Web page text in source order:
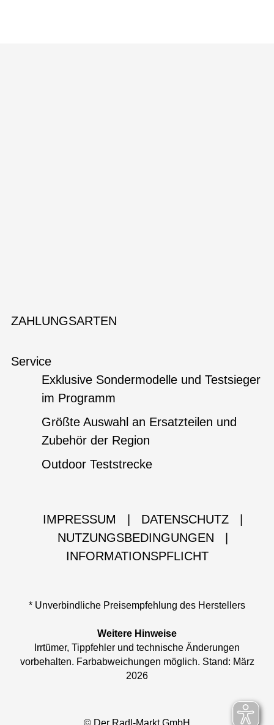
ZAHLUNGSARTEN
Service
Exklusive Sondermodelle und Testsieger
im Programm
Größte Auswahl an Ersatzteilen und
Zubehör der Region
Outdoor Teststrecke
IMPRESSUM DATENSCHUTZ
NUTZUNGSBEDINGUNGEN
INFORMATIONSPFLICHT
* Unverbindliche Preisempfehlung des Herstellers
Weitere Hinweise
Irrtümer, Tippfehler und technische Änderungen
vorbehalten. Farbabweichungen möglich. Stand: März
2026
© Der Radl-Markt GmbH